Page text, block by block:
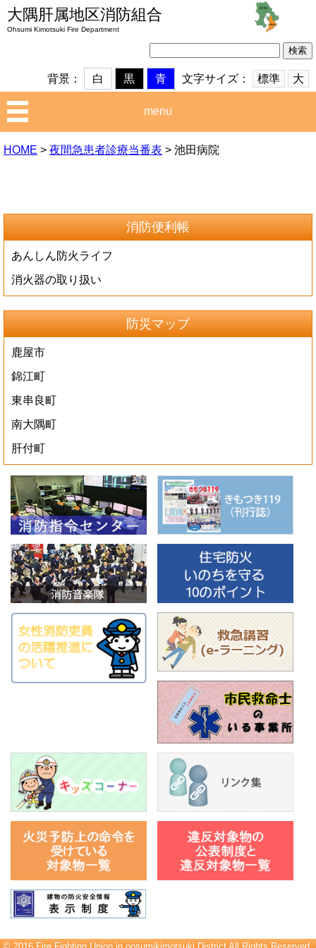
大隅肝属地区消防組合
Ohsumi Kimotsuki Fire Department
検
索:
文字サイズ：
標準 大
背景： 白 黒 青
menu
HOME > 夜間急患者診療当番表 > 池田病院
消防便利帳
あんしん防火ライフ
消火器の取り扱い
防災マップ
鹿屋市
錦江町
東串良町
南大隅町
肝付町